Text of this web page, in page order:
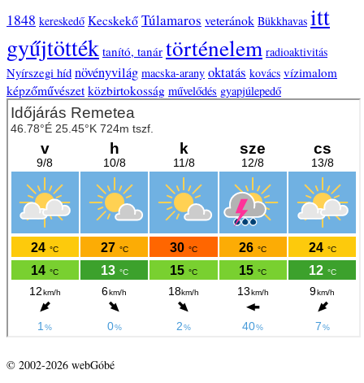
1848 kereskedő Kecskekő Túlamaros veteránok Bükkhavas itt
gyűjtötték tanító, tanár történelem radioaktivitás
Nyírszegi híd növényvilág macska-arany oktatás kovács vízimalom
képzőművészet közbirtokosság művelődés gyapjúlepedő
© 2002-2026 webGóbé